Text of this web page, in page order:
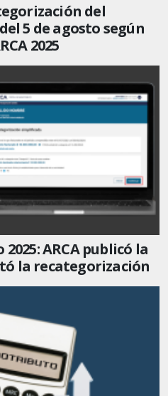
del
5 de agosto según
2025
ARCA publicó la
la recategorización